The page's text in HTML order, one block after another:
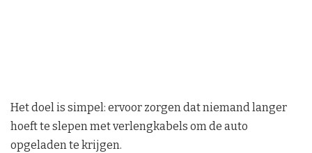
Het doel is simpel: ervoor zorgen dat niemand langer
hoeft te slepen met verlengkabels om de auto
opgeladen te krijgen.